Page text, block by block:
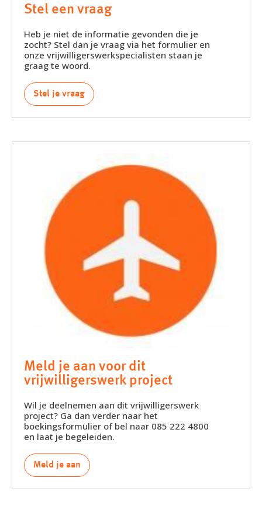
Stel een vraag
Heb je niet de informatie gevonden die je
zocht? Stel dan je vraag via het formulier en
onze vrijwilligerswerkspecialisten staan je
graag te woord.
Stel je vraag
Meld je aan voor dit
vrijwilligerswerk project
Wil je deelnemen aan dit vrijwilligerswerk
project? Ga dan verder naar het
boekingsformulier of bel naar 085 222 4800
en laat je begeleiden.
Meld je aan